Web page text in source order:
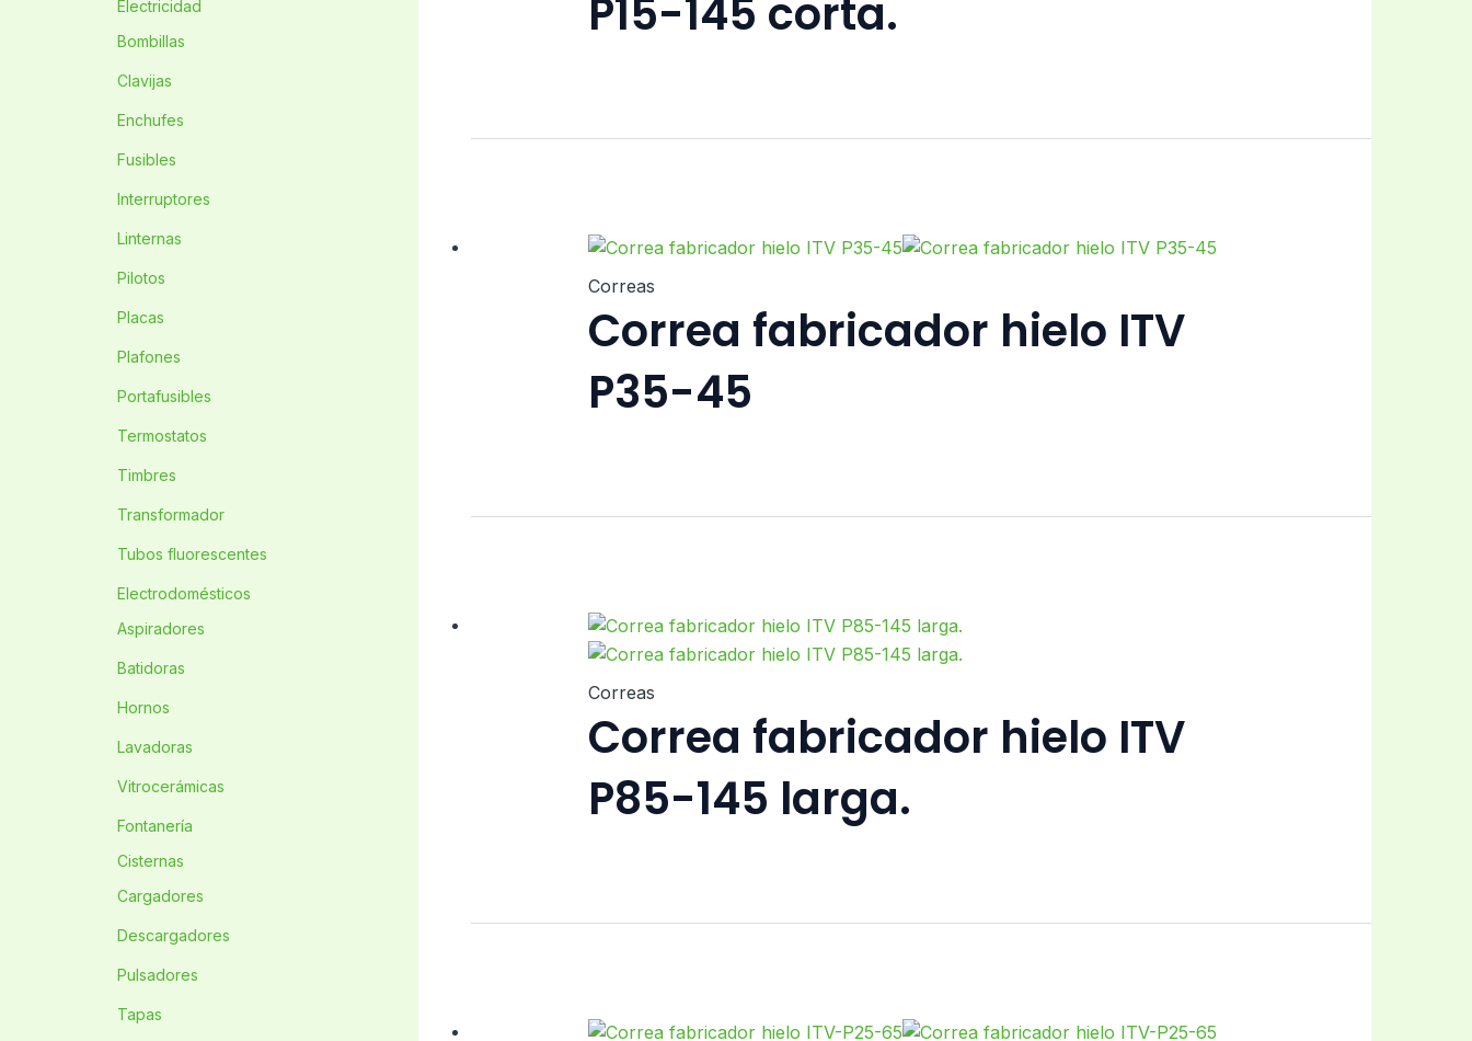
Electricidad
Bombillas
Clavijas
Enchufes
Fusibles
Interruptores
Linternas
Pilotos
Placas
Plafones
Portafusibles
Termostatos
Timbres
Transformador
Tubos fluorescentes
Electrodomésticos
Aspiradores
Batidoras
Hornos
Lavadoras
Vitrocerámicas
Fontanería
Cisternas
Cargadores
Descargadores
Pulsadores
Tapas
P15-145 corta.
Correas
Correa fabricador hielo ITV
P35-45
Correas
Correa fabricador hielo ITV
P85-145 larga.